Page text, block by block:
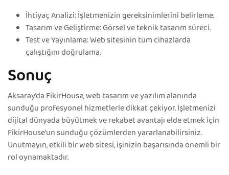
İhtiyaç Analizi: İşletmenizin gereksinimlerini belirleme.
Tasarım ve Geliştirme: Görsel ve teknik tasarım süreci.
Test ve Yayınlama: Web sitesinin tüm cihazlarda
çalıştığını doğrulama.
Sonuç
Aksaray’da FikirHouse, web tasarım ve yazılım alanında
sunduğu profesyonel hizmetlerle dikkat çekiyor. İşletmenizi
dijital dünyada büyütmek ve rekabet avantajı elde etmek için
FikirHouse’un sunduğu çözümlerden yararlanabilirsiniz.
Unutmayın, etkili bir web sitesi, işinizin başarısında önemli bir
rol oynamaktadır.